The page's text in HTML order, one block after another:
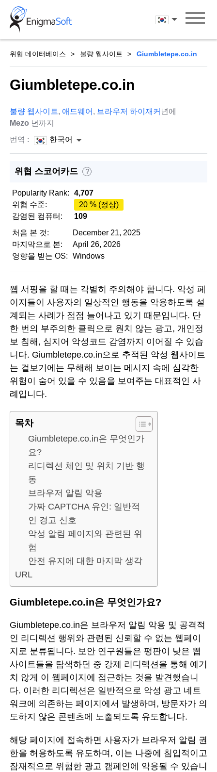
Skip
content
한국어
위협 데이터베이스 불량 웹사이트 Giumbletepe.co.in
Giumbletepe.co.in
불량 웹사이트, 애드웨어 , 브라우저 하이재커 년에
Mezo 년까지
번역 :
한국어
위협 스코어카드 ?
Popularity Rank:
4,707
위협 수준:
20 % (정상)
감염된 컴퓨터:
109
처음 본 것:
December 21, 2025
마지막으로 본:
April 26, 2026
영향을 받는 OS:
Windows
웹 서핑을 할 때는 각별히 주의해야 합니다. 악성 페
이지들이 사용자의 일상적인 행동을 악용하도록 설
계되는 사례가 점점 늘어나고 있기 때문입니다. 단
한 번의 부주의한 클릭으로 원치 않는 광고, 개인정
보 침해, 심지어 악성코드 감염까지 이어질 수 있습
니다. Giumbletepe.co.in으로 추적된 악성 웹사이트
는 겉보기에는 무해해 보이는 메시지 속에 심각한
위험이 숨어 있을 수 있음을 보여주는 대표적인 사
례입니다.
목차
Giumbletepe.co.in은 무엇인가
요?
리디렉션 체인 및 위치 기반 행
동
브라우저 알림 악용
가짜 CAPTCHA 유인: 일반적
인 경고 신호
악성 알림 페이지와 관련된 위
험
안전 유지에 대한 마지막 생각
URL
Giumbletepe.co.in은 무엇인가요?
Giumbletepe.co.in은 브라우저 알림 악용 및 공격적
인 리디렉션 행위와 관련된 신뢰할 수 없는 웹페이
지로 분류됩니다. 보안 연구원들은 평판이 낮은 웹
사이트들을 탐색하던 중 강제 리디렉션을 통해 예기
치 않게 이 웹페이지에 접근하는 것을 발견했습니
다. 이러한 리디렉션은 일반적으로 악성 광고 네트
워크에 의존하는 페이지에서 발생하며, 방문자가 의
도하지 않은 콘텐츠에 노출되도록 유도합니다.
해당 페이지에 접속하면 사용자가 브라우저 알림 권
한을 허용하도록 유도하며, 이는 나중에 침입적이고
잠재적으로 위험한 광고 캠페인에 악용될 수 있습니